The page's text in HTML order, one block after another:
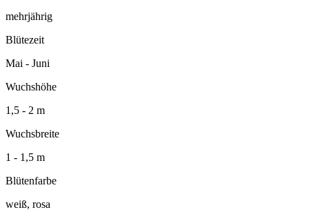
mehrjährig
Blütezeit
Mai - Juni
Wuchshöhe
1,5 - 2 m
Wuchsbreite
1 - 1,5 m
Blütenfarbe
weiß, rosa